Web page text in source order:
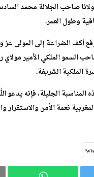
صاحب الجلالة محمد
وطول العمر.
أكف الضراعة إلى المولى
السمو الملكي الأمير
الملكية الشريفة.
الجليلة، فإنه يدعو
نعمة الأمن والاستقرار